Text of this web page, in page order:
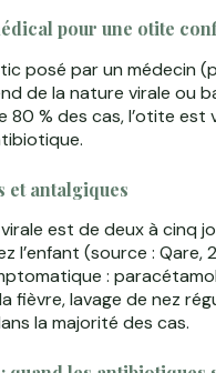
pour une otite
posé par un médecin
de la nature virale ou
80 % des cas, l’otite est
et antalgiques
est de deux à cinq
l’enfant (source : Qare,
:
fièvre, lavage de nez
la majorité des cas.